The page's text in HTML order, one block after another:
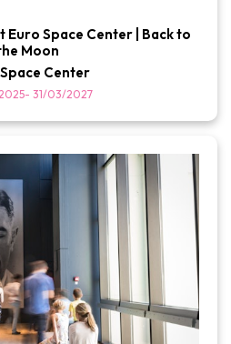
Space Center | Back to
Moon
Center
- 31/03/2027